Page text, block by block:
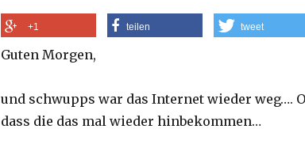
+1 teilen tweet
Guten Morgen,
und schwupps war das Internet wieder weg….
dass die das mal wieder hinbekommen…